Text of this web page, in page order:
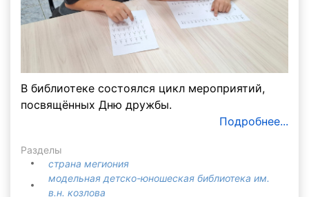
В библиотеке состоялся цикл мероприятий,
посвящённых Дню дружбы.
Подробнее...
Разделы
страна мегиония
модельная детско-юношеская библиотека им.
в.н. козлова